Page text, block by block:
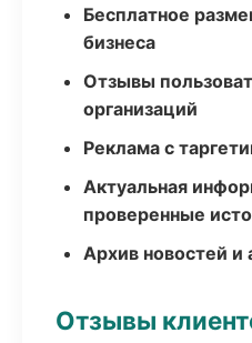
Бесплатное
бизнеса
Отзывы
организаций
Реклама с
Актуальная
проверенные
Архив новостей и
Отзывы